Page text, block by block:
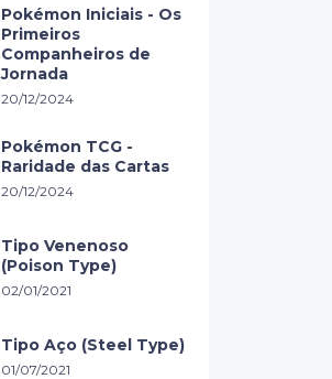
Pokémon Iniciais - Os
Primeiros
Companheiros de
Jornada
20/12/2024
Pokémon TCG -
Raridade das Cartas
20/12/2024
Tipo Venenoso
(Poison Type)
02/01/2021
Tipo Aço (Steel Type)
01/07/2021